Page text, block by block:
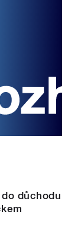
důchodu